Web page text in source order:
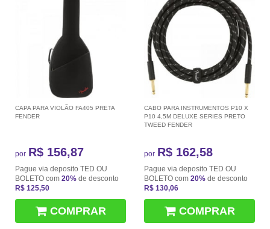
CAPA PARA VIOLÃO FA405 PRETA
FENDER
por R$ 156,87
Pague via deposito TED OU
BOLETO com 20% de desconto
R$ 125,50
COMPRAR
CABO PARA INSTRUMENTOS P10 X
P10 4,5M DELUXE SERIES PRETO
TWEED FENDER
por R$ 162,58
Pague via deposito TED OU
BOLETO com 20% de desconto
R$ 130,06
COMPRAR